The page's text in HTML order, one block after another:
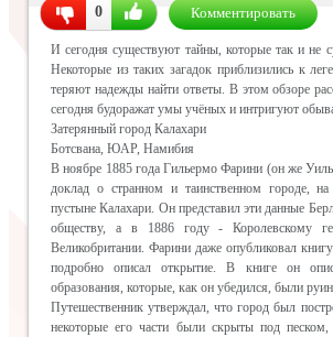
0 Комментировать
И сегодня существуют тайны, которые так и не
Некоторые из таких загадок приблизились к
теряют надежды найти ответы. В этом обзоре
сегодня будоражат умы учёных и интригуют
Затерянный город Калахари
Ботсвана, ЮАР, Намибия
В ноябре 1885 года Гильермо Фарини (он же
доклад о странном и таинственном городе,
пустыне Калахари. Он представил эти данные
обществу, а в 1886 году - Королевскому
Великобритании. Фарини даже опубликовал
подробно описал открытие. В книге он
образования, которые, как он убедился, были
Путешественник утверждал, что город был
некоторые его части были скрыты под